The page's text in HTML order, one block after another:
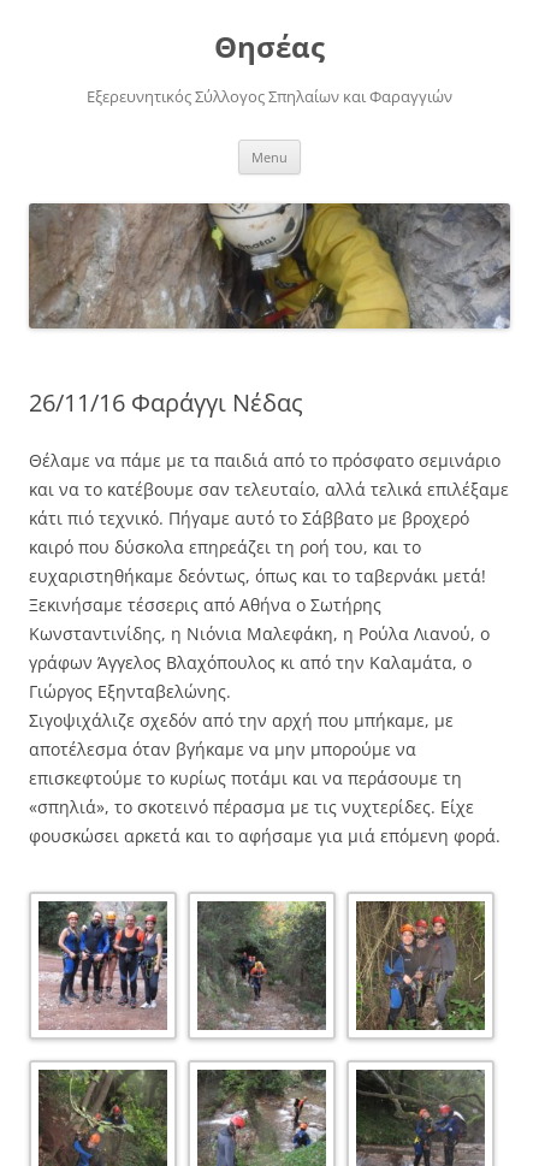
Θησέας
Εξερευνητικός Σύλλογος Σπηλαίων και Φαραγγιών
Menu
26/11/16 Φαράγγι Νέδας
Θέλαμε να πάμε με τα παιδιά από το πρόσφατο σεμινάριο
και να το κατέβουμε σαν τελευταίο, αλλά τελικά επιλέξαμε
κάτι πιό τεχνικό. Πήγαμε αυτό το Σάββατο με βροχερό
καιρό που δύσκολα επηρεάζει τη ροή του, και το
ευχαριστηθήκαμε δεόντως, όπως και το ταβερνάκι μετά!
Ξεκινήσαμε τέσσερις από Αθήνα ο Σωτήρης
Κωνσταντινίδης, η Νιόνια Μαλεφάκη, η Ρούλα Λιανού, ο
γράφων Άγγελος Βλαχόπουλος κι από την Καλαμάτα, ο
Γιώργος Εξηνταβελώνης.
Σιγοψιχάλιζε σχεδόν από την αρχή που μπήκαμε, με
αποτέλεσμα όταν βγήκαμε να μην μπορούμε να
επισκεφτούμε το κυρίως ποτάμι και να περάσουμε τη
«σπηλιά», το σκοτεινό πέρασμα με τις νυχτερίδες. Είχε
φουσκώσει αρκετά και το αφήσαμε για μιά επόμενη φορά.